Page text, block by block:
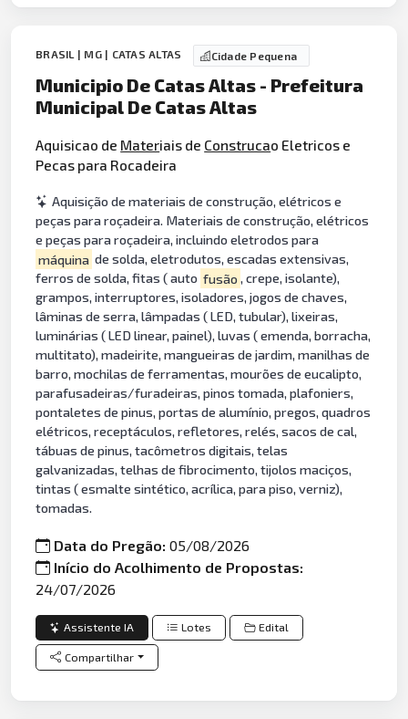
BRASIL | MG | CATAS ALTAS Cidade Pequena
Municipio De Catas Altas - Prefeitura
Municipal De Catas Altas
Aquisicao de Materiais de Construcao Eletricos e
Pecas para Rocadeira
Aquisição de materiais de construção, elétricos e
peças para roçadeira. Materiais de construção, elétricos
e peças para roçadeira, incluindo eletrodos para
máquina de solda, eletrodutos, escadas extensivas,
ferros de solda, fitas ( auto fusão , crepe, isolante),
grampos, interruptores, isoladores, jogos de chaves,
lâminas de serra, lâmpadas ( LED, tubular), lixeiras,
luminárias ( LED linear, painel), luvas ( emenda, borracha,
multitato), madeirite, mangueiras de jardim, manilhas de
barro, mochilas de ferramentas, mourões de eucalipto,
parafusadeiras/furadeiras, pinos tomada, plafoniers,
pontaletes de pinus, portas de alumínio, pregos, quadros
elétricos, receptáculos, refletores, relés, sacos de cal,
tábuas de pinus, tacômetros digitais, telas
galvanizadas, telhas de fibrocimento, tijolos maciços,
tintas ( esmalte sintético, acrílica, para piso, verniz),
tomadas.
Data do Pregão:05/08/2026
Início do Acolhimento de Propostas:
24/07/2026
Assistente IA Lotes Edital
Compartilhar